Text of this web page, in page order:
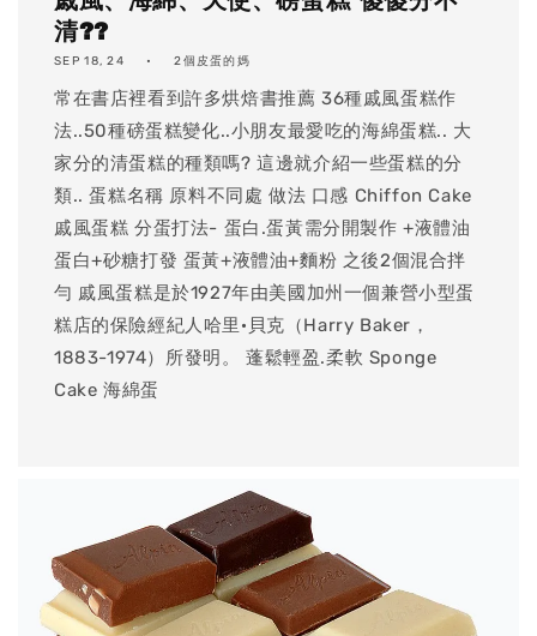
清??
SEP 18, 24 2個皮蛋的媽
​常在書店裡看到許多烘焙書推薦 36種戚風蛋糕作
法..50種磅蛋糕變化..小朋友最愛吃的海綿蛋糕.. 大
家分的清蛋糕的種類嗎? 這邊就介紹一些蛋糕的分
類.. 蛋糕名稱 原料不同處 做法 口感 Chiffon Cake
戚風蛋糕 分蛋打法- 蛋白.蛋黃需分開製作 +液體油
蛋白+砂糖打發 蛋黃+液體油+麵粉 之後2個混合拌
勻 戚風蛋糕是於1927年由美國加州一個兼營小型蛋
糕店的保險經紀人哈里·貝克（Harry Baker，
1883-1974）所發明。 蓬鬆輕盈.柔軟 Sponge
Cake 海綿蛋